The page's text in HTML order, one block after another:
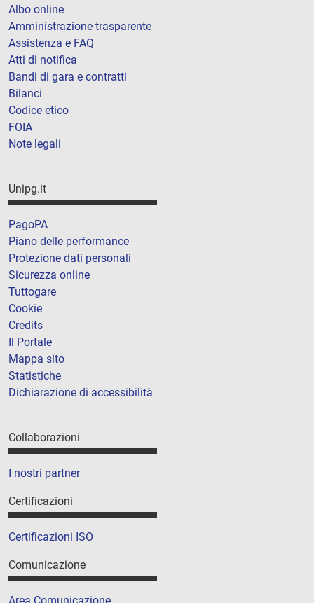
Albo online
Amministrazione trasparente
Assistenza e FAQ
Atti di notifica
Bandi di gara e contratti
Bilanci
Codice etico
FOIA
Note legali
Unipg.it
PagoPA
Piano delle performance
Protezione dati personali
Sicurezza online
Tuttogare
Cookie
Credits
Il Portale
Mappa sito
Statistiche
Dichiarazione di accessibilità
Collaborazioni
I nostri partner
Certificazioni
Certificazioni ISO
Comunicazione